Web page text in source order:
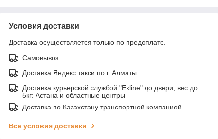
Условия доставки
Доставка осуществляется только по предоплате.
Самовывоз
Доставка Яндекс такси по г. Алматы
Доставка курьерской службой "Exline" до двери, вес до
5кг: Астана и областные центры
Доставка по Казахстану транспортной компанией
Все условия доставки